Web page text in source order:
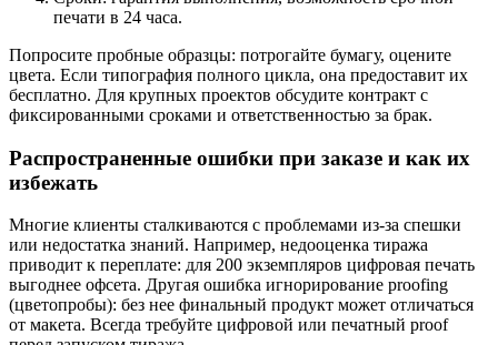
печати в 24 часа.
Попросите пробные образцы: потрогайте бумагу, оцените
цвета. Если типография полного цикла, она предоставит их
бесплатно. Для крупных проектов обсудите контракт с
фиксированными сроками и ответственностью за брак.
Распространенные ошибки при заказе и как их
избежать
Многие клиенты сталкиваются с проблемами из-за спешки
или недостатка знаний. Например, недооценка тиража
приводит к переплате: для 200 экземпляров цифровая печать
выгоднее офсета. Другая ошибка игнорирование proofing
(цветопробы): без нее финальный продукт может отличаться
от макета. Всегда требуйте цифровой или печатный proof